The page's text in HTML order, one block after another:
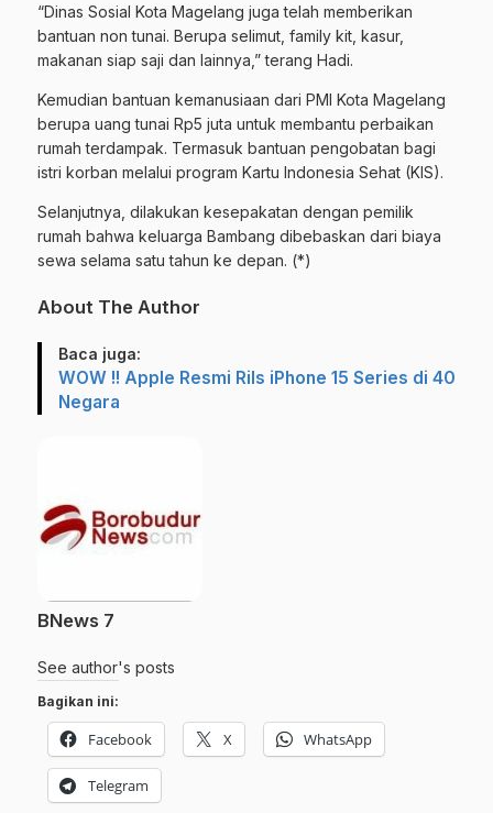
“Dinas Sosial Kota Magelang juga telah memberikan
bantuan non tunai. Berupa selimut, family kit, kasur,
makanan siap saji dan lainnya,” terang Hadi.
Kemudian bantuan kemanusiaan dari PMI Kota Magelang
berupa uang tunai Rp5 juta untuk membantu perbaikan
rumah terdampak. Termasuk bantuan pengobatan bagi
istri korban melalui program Kartu Indonesia Sehat (KIS).
Selanjutnya, dilakukan kesepakatan dengan pemilik
rumah bahwa keluarga Bambang dibebaskan dari biaya
sewa selama satu tahun ke depan. (*)
About The Author
Baca juga:
WOW !! Apple Resmi Rils iPhone 15 Series di 40
Negara
BNews 7
See author's posts
Bagikan ini:
Facebook X WhatsApp
Telegram